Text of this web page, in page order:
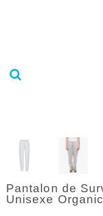
Pantalon de
Unisexe